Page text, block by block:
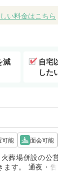
い料金はこちら
減
自宅
した
可能 面会可能
葬場併設の公
す。 通夜・